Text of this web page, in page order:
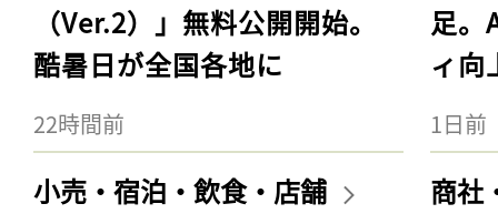
（Ver.2）」無料公開開始。
酷暑日が全国各地に
22時間前
足。
ィ向
1日前
小売・宿泊・飲食・店舗 商社